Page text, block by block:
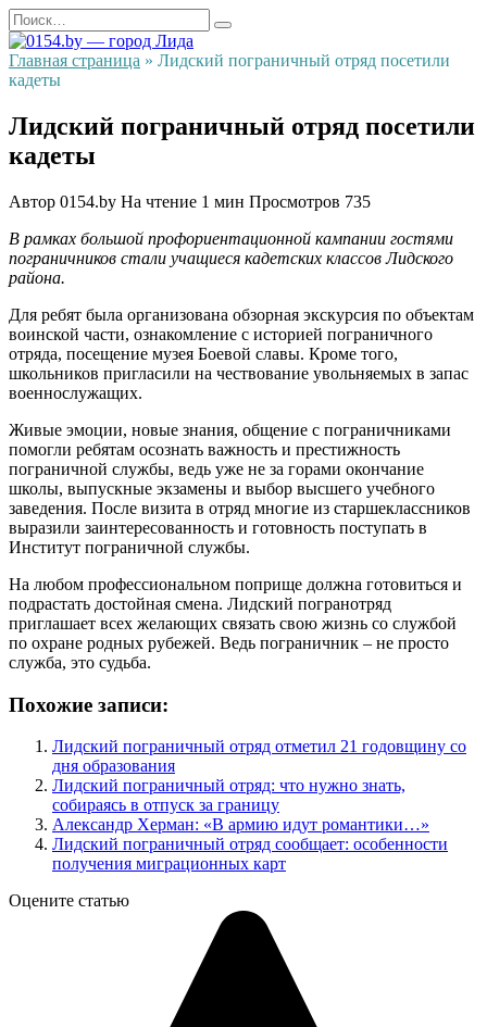
Перейти
к
содержанию
Search
for:
Главная страница » Лидский пограничный отряд посетили
кадеты
Лидский пограничный отряд посетили
кадеты
Автор 0154.by На чтение 1 мин Просмотров 735
В рамках большой профориентационной кампании гостями
пограничников стали учащиеся кадетских классов Лидского
района.
Для ребят была организована обзорная экскурсия по объектам
воинской части, ознакомление с историей пограничного
отряда, посещение музея Боевой славы. Кроме того,
школьников пригласили на чествование увольняемых в запас
военнослужащих.
Живые эмоции, новые знания, общение с пограничниками
помогли ребятам осознать важность и престижность
пограничной службы, ведь уже не за горами окончание
школы, выпускные экзамены и выбор высшего учебного
заведения. После визита в отряд многие из старшеклассников
выразили заинтересованность и готовность поступать в
Институт пограничной службы.
На любом профессиональном поприще должна готовиться и
подрастать достойная смена. Лидский погранотряд
приглашает всех желающих связать свою жизнь со службой
по охране родных рубежей. Ведь пограничник – не просто
служба, это судьба.
Похожие записи:
Лидский пограничный отряд отметил 21 годовщину со
дня образования
Лидский пограничный отряд: что нужно знать,
собираясь в отпуск за границу
Александр Херман: «В армию идут романтики…»
Лидский пограничный отряд сообщает: особенности
получения миграционных карт
Оцените статью